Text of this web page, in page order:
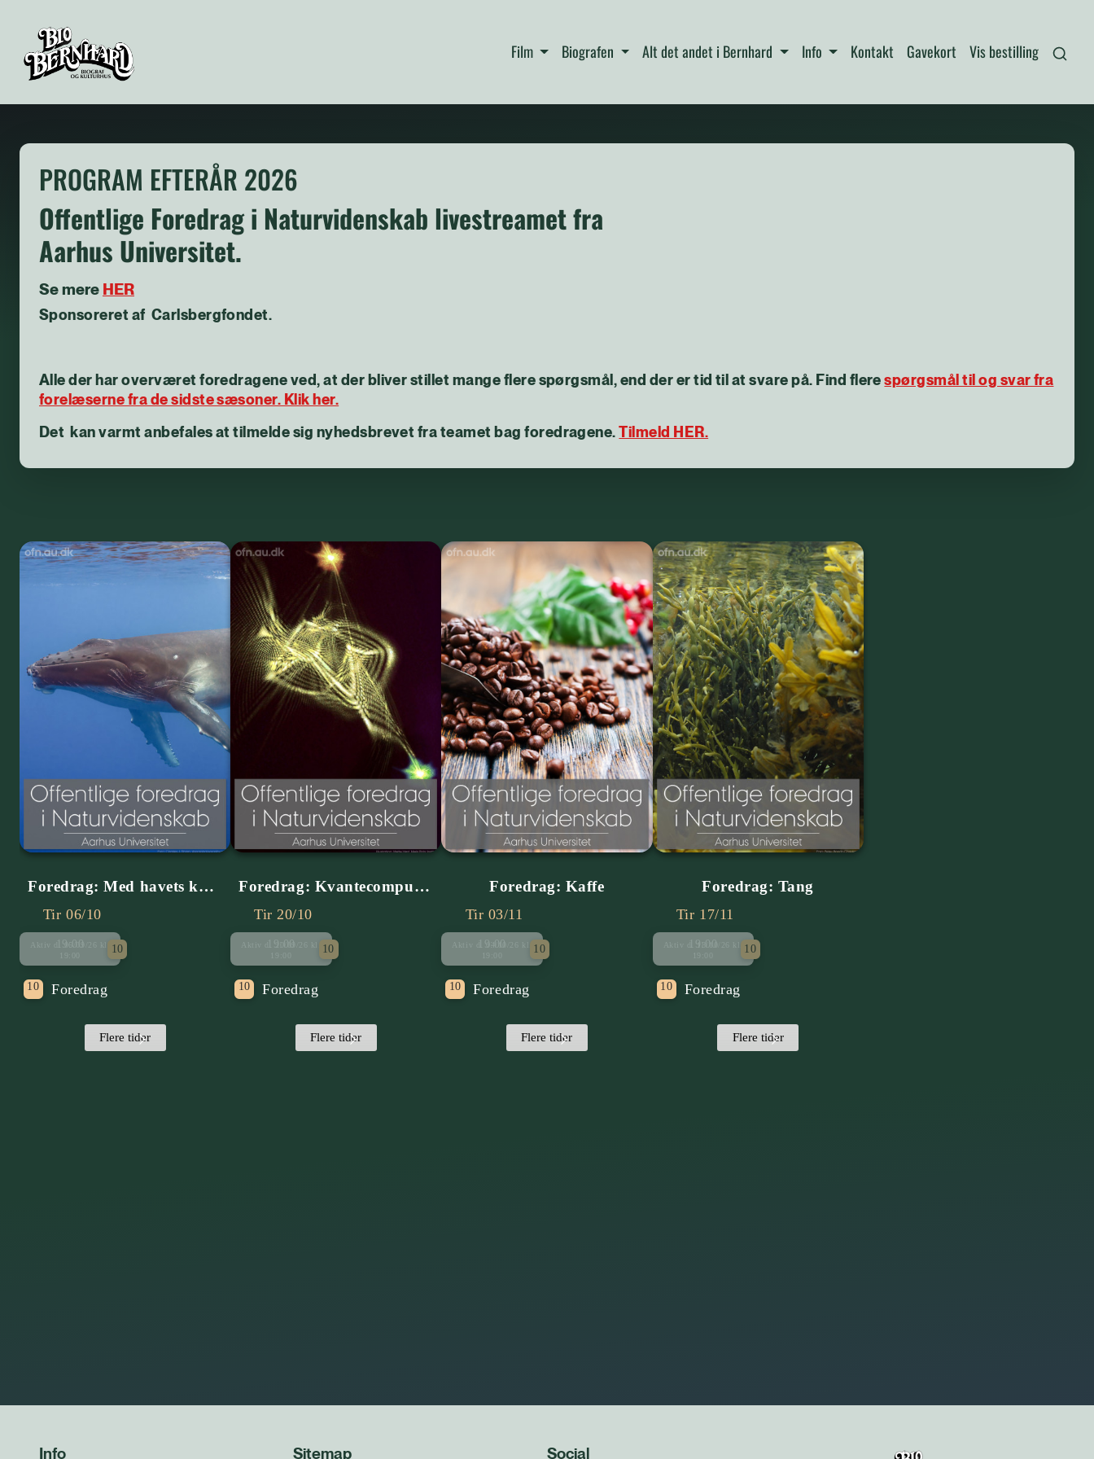
Film Biografen Alt det andet i Bernhard Info Kontakt Gavekort Vis bestilling
PROGRAM EFTERÅR 2026
Offentlige Foredrag i Naturvidenskab livestreamet fra
Aarhus Universitet.
Se mere HER
Sponsoreret af Carlsbergfondet.
Alle der har overværet foredragene ved, at der bliver stillet mange flere spørgsmål, end der er tid til at svare på. Find flerespørgsmål til og svar fra
forelæserne fra de sidste sæsoner. Klik her.
Det kan varmt anbefales at tilmelde sig nyhedsbrevet fra teamet bag foredragene.Tilmeld HER.
Info Sitemap Social